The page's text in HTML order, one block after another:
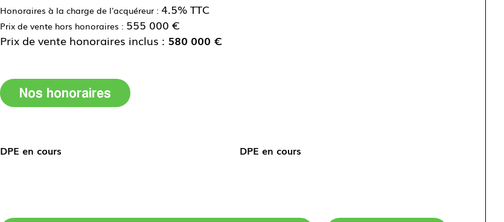
Honoraires à la charge de l'acquéreur : 4.5% TTC
Prix de vente hors honoraires : 555 000 €
Prix de vente honoraires inclus : 580 000 €
Nos honoraires
DPE en cours DPE en cours